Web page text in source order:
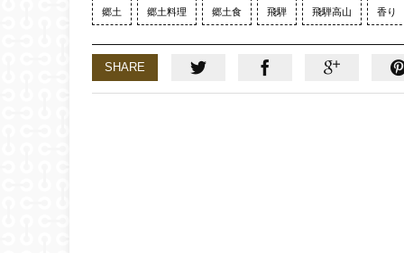
郷土 郷土料理 郷土食 飛騨 飛騨高山 香り
SHARE